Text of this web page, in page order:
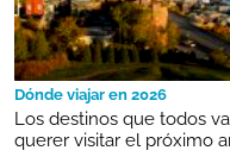
Dónde viajar en 2026
Los destinos que todos
querer visitar el próximo